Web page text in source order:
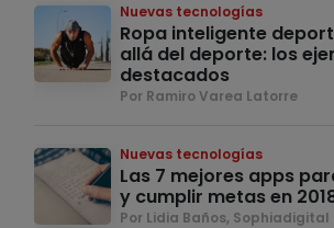
Nuevas tecnologías
Ropa inteligente
allá del deporte: los
destacados
Por Ramiro Varea Latorre
Nuevas tecnologías
Las 7 mejores apps
y cumplir metas en
Por Lidia Baños, Sophiadigital